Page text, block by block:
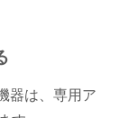
器は、専用ア